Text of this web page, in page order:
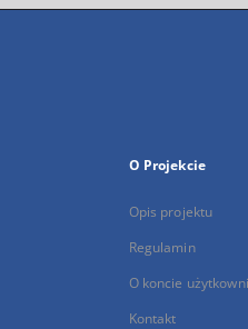
O Projekcie
Opis projektu
Regulamin
O koncie
Kontakt